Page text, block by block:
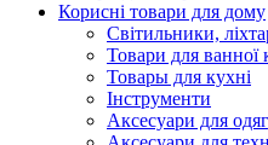
Корисні товари для дому
Світильники,
Товари для ванної
Товары для кухні
Інструменти
Аксесуари для